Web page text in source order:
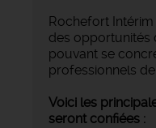
Rochefort
des opportunités
pouvant se
professionnels
Voici les
seront confiées :